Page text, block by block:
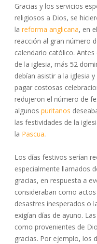
Gracias y los servicios
religiosos a Dios, se
la reforma anglicana, en
reacción al gran número
calendario católico.
de la iglesia, más 52
debían asistir a la iglesia
pagar costosas
redujeron el número de
algunos puritanos
las festividades de la
la Pascua.
Los días festivos serían
especialmente llamados
gracias, en respuesta a
consideraban como actos
desastres inesperados o
exigían días de ayuno.
como provenientes de
gracias. Por ejemplo, los